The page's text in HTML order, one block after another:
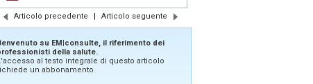
Articolo precedente | Articolo seguente
su EM|consulte, il riferimento dei
della salute.
al testo integrale di questo articolo
un abbonamento.